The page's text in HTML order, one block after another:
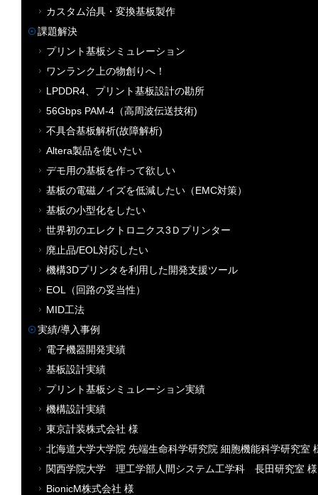
カスタム治具・変換基板製作
課題解決
プリント基板シミュレーション
ワンランク上の物創りへ！
LPDDR4、プリント基板設計の勘所
56Gbps PAM-4（高周波伝送技術)
不具合基板解析(故障解析)
Altera製品を使いたい
デモ用の基板を作って欲しい
基板の電磁ノイズを低減したい（EMC対策）
基板の小型化をしたい
世界初のエレクトロニクス3Ｄプリンター
廃止品/EOL対応したい
機構3Dプリンタを利用した開発支援ツール
EOL（回路の妥当性）
MID工法
実績/導入事例
電子機器開発実績
基板設計実績
プリント基板シミュレーション実績
機構設計実績
東京計装株式会社 様
北海道大学大学院 先端生命科学研究院 細胞機能科学研究室
関西学院大学 理工学部人間システム工学科 長田研究室 様
BionicM株式会社 様